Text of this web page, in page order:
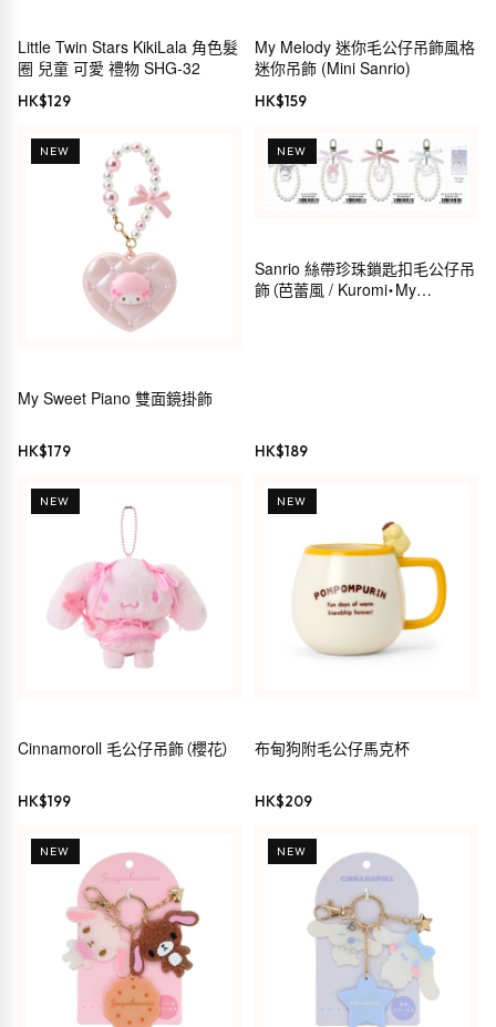
Little Twin Stars KikiLala 角色髮
圈 兒童 可愛 禮物 SHG-32
HK$129
My Melody 迷你毛公仔吊飾風格
迷你吊飾 (Mini Sanrio)
HK$159
NEW
My Sweet Piano 雙面鏡掛飾
HK$179
NEW
Sanrio 絲帶珍珠鎖匙扣毛公仔吊
飾（芭蕾風 / Kuromi・My
HK$189
NEW
Cinnamoroll 毛公仔吊飾（櫻花）
HK$199
NEW
布甸狗附毛公仔馬克杯
HK$209
NEW NEW